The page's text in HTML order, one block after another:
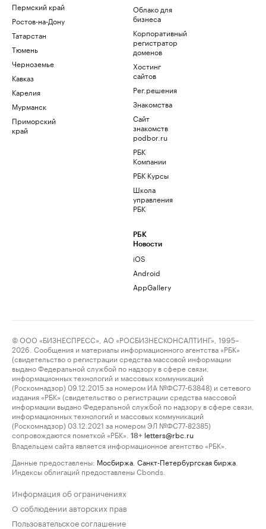
Пермский край
Ростов-на-Дону
Татарстан
Тюмень
Черноземье
Кавказ
Карелия
Мурманск
Приморский
край
Облако для
бизнеса
Корпоративный
регистратор
доменов
Хостинг
сайтов
Рег.решения
Знакомства
Сайт
знакомств
podbor.ru
РБК
Компании
РБК Курсы
Школа
управления
РБК
РБК
Новости
iOS
Android
AppGallery
© ООО «БИЗНЕСПРЕСС», АО «РОСБИЗНЕСКОНСАЛТИНГ», 1995–
2026. Сообщения и материалы информационного агентства «РБК»
(свидетельство о регистрации средства массовой информации
выдано Федеральной службой по надзору в сфере связи,
информационных технологий и массовых коммуникаций
(Роскомнадзор) 09.12.2015 за номером ИА №ФС77-63848) и сетевого
издания «РБК» (свидетельство о регистрации средства массовой
информации выдано Федеральной службой по надзору в сфере связи,
информационных технологий и массовых коммуникаций
(Роскомнадзор) 03.12.2021 за номером ЭЛ №ФС77-82385)
сопровождаются пометкой «РБК».
18+ letters@rbc.ru
Владельцем сайта является информационное агентство «РБК».
Данные предоставлены: Мосбиржа Санкт-Петербургская биржа
Индексы облигаций предоставлены Cbonds.
Информация об ограничениях
О соблюдении авторских прав
Пользовательское соглашение